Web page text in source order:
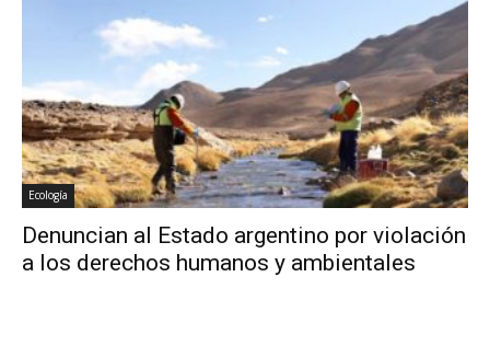
Ecología
Denuncian al Estado argentino por violación
a los derechos humanos y ambientales